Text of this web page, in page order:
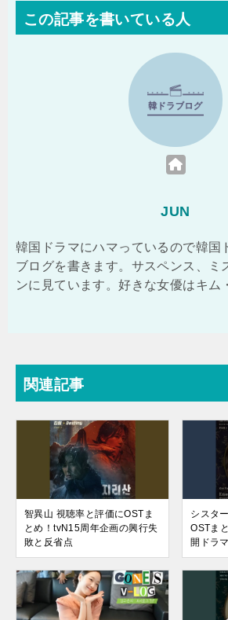
この記事を書いている人
JUN
韓国ドラマにハマっているので韓国
ブログを書きます。サスペンス、ミ
ンに見ています。好きな女優はキム
関連記事
智異山 視聴率と評価にOSTま
とめ！tvN15周年企画の興行失
敗と反省点
シスタ
OSTま
開ドラマ